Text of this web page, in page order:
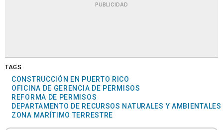
PUBLICIDAD
TAGS
CONSTRUCCIÓN EN PUERTO RICO
OFICINA DE GERENCIA DE PERMISOS
REFORMA DE PERMISOS
DEPARTAMENTO DE RECURSOS NATURALES Y AMBIENTALES
ZONA MARÍTIMO TERRESTRE